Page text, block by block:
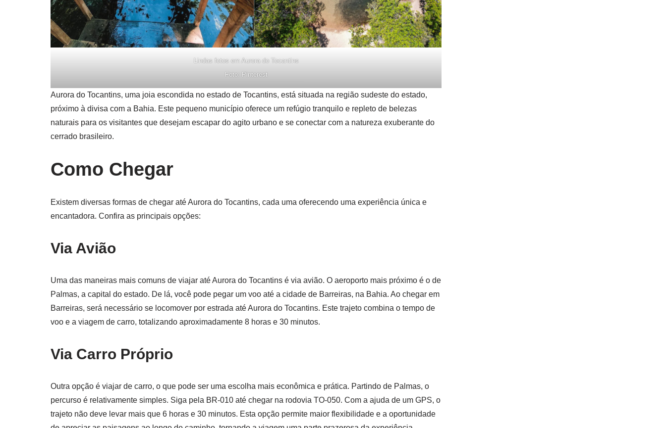
Lindas fotos em Aurora do Tocantins
Foto: Pinterest
Aurora do Tocantins, uma joia escondida no estado de Tocantins, está situada na região sudeste do estado,
próximo à divisa com a Bahia. Este pequeno município oferece um refúgio tranquilo e repleto de belezas
naturais para os visitantes que desejam escapar do agito urbano e se conectar com a natureza exuberante do
cerrado brasileiro.
Como Chegar
Existem diversas formas de chegar até Aurora do Tocantins, cada uma oferecendo uma experiência única e
encantadora. Confira as principais opções:
Via Avião
Uma das maneiras mais comuns de viajar até Aurora do Tocantins é via avião. O aeroporto mais próximo é o de
Palmas, a capital do estado. De lá, você pode pegar um voo até a cidade de Barreiras, na Bahia. Ao chegar em
Barreiras, será necessário se locomover por estrada até Aurora do Tocantins. Este trajeto combina o tempo de
voo e a viagem de carro, totalizando aproximadamente 8 horas e 30 minutos.
Via Carro Próprio
Outra opção é viajar de carro, o que pode ser uma escolha mais econômica e prática. Partindo de Palmas, o
percurso é relativamente simples. Siga pela BR-010 até chegar na rodovia TO-050. Com a ajuda de um GPS, o
trajeto não deve levar mais que 6 horas e 30 minutos. Esta opção permite maior flexibilidade e a oportunidade